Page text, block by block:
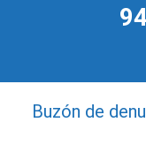
Buzón de